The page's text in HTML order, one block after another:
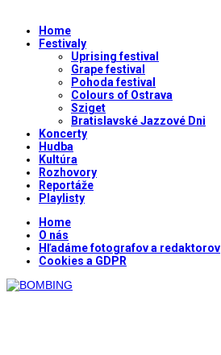
Home
Festivaly
Uprising festival
Grape festival
Pohoda festival
Colours of Ostrava
Sziget
Bratislavské Jazzové Dni
Koncerty
Hudba
Kultúra
Rozhovory
Reportáže
Playlisty
Home
O nás
Hľadáme fotografov a redaktorov
Cookies a GDPR